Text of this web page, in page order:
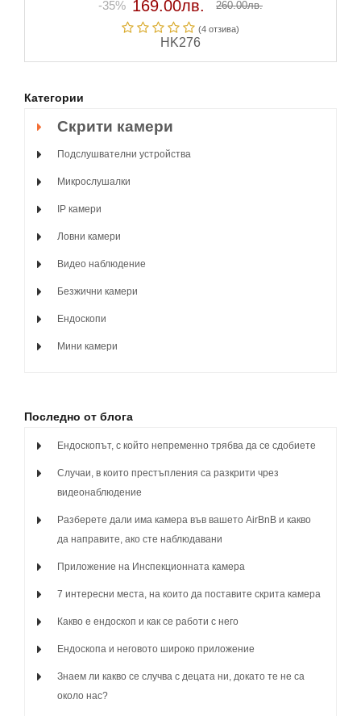
-35% 169.00лв. 260.00лв.
(4 отзивa)
HK276
Категории
Скрити камери
Подслушвателни устройства
Микрослушалки
IP камери
Ловни камери
Видео наблюдение
Безжични камери
Ендоскопи
Мини камери
Последно от блога
Ендоскопът, с който непременно трябва да се сдобиете
Случаи, в които престъпления са разкрити чрез
видеонаблюдение
Разберете дали има камера във вашето AirBnB и какво
да направите, ако сте наблюдавани
Приложение на Инспекционната камера
7 интересни места, на които да поставите скрита камера
Какво е ендоскоп и как се работи с него
Ендоскопа и неговото широко приложение
Знаем ли какво се случва с децата ни, докато те не са
около нас?